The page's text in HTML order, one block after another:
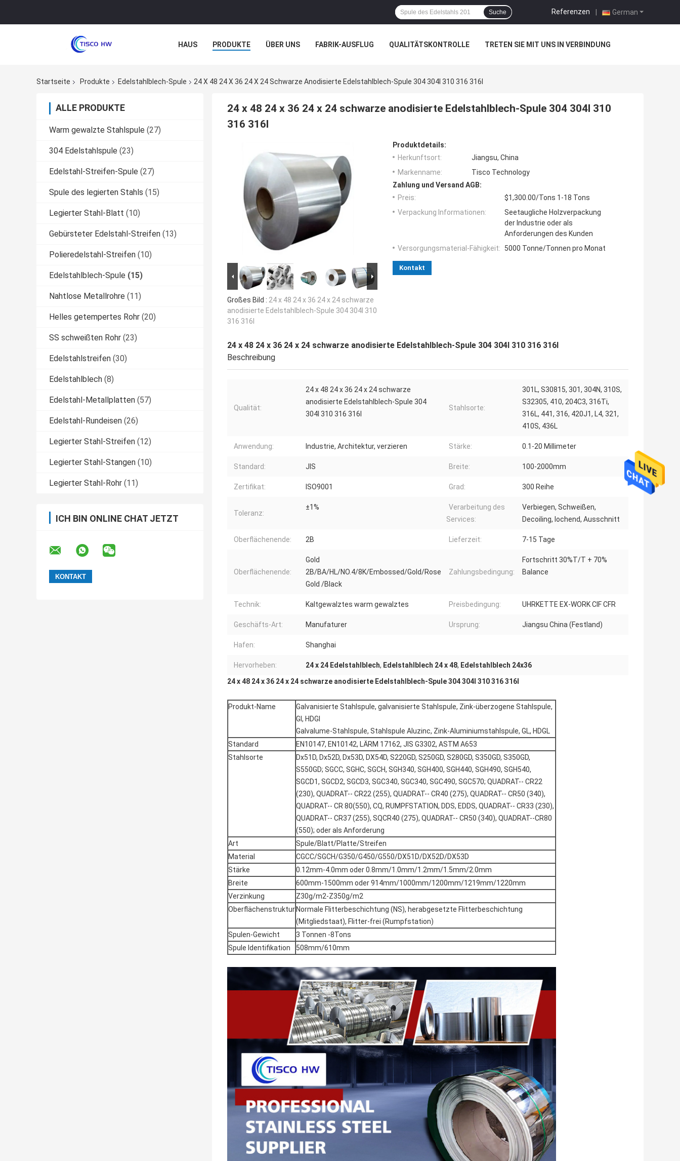
German
Referenzen |
Suche
HAUS PRODUKTE ÜBER UNS FABRIK-AUSFLUG QUALITÄTSKONTROLLE TRETEN SIE MIT UNS IN VERBINDUNG
Startseite
Produkte Edelstahlblech-Spule 24 X 48 24 X 36 24 X 24 Schwarze Anodisierte Edelstahlblech-Spule 304 304l 310 316 316l
ALLE PRODUKTE
Warm gewalzte Stahlspule (27)
304 Edelstahlspule (23)
Edelstahl-Streifen-Spule (27)
Spule des legierten Stahls (15)
Legierter Stahl-Blatt (10)
Gebürsteter Edelstahl-Streifen (13)
Polieredelstahl-Streifen (10)
Edelstahlblech-Spule (15)
Nahtlose Metallrohre (11)
Helles getempertes Rohr (20)
SS schweißten Rohr (23)
Edelstahlstreifen (30)
Edelstahlblech (8)
Edelstahl-Metallplatten (57)
Edelstahl-Rundeisen (26)
Legierter Stahl-Streifen (12)
Legierter Stahl-Stangen (10)
Legierter Stahl-Rohr (11)
ICH BIN ONLINE CHAT JETZT
24 x 48 24 x 36 24 x 24 schwarze anodisierte Edelstahlblech-Spule 304 304l 310
316 316l
Großes Bild : 24 x 48 24 x 36 24 x 24 schwarze
anodisierte Edelstahlblech-Spule 304 304l 310
316 316l
Produktdetails:
Herkunftsort:
Jiangsu, China
Markenname:
Tisco Technology
Zahlung und Versand AGB:
Preis:
$1,300.00/Tons 1-18 Tons
Verpackung Informationen:
Seetaugliche Holzverpackung
der Industrie oder als
Anforderungen des Kunden
Versorgungsmaterial-Fähigkeit:
5000 Tonne/Tonnen pro Monat
Kontakt
24 x 48 24 x 36 24 x 24 schwarze anodisierte Edelstahlblech-Spule 304 304l 310 316 316l
Beschreibung
Qualität:
24 x 48 24 x 36 24 x 24 schwarze
anodisierte Edelstahlblech-Spule 304
304l 310 316 316l
Stahlsorte:
301L, S30815, 301, 304N, 310S,
S32305, 410, 204C3, 316Ti,
316L, 441, 316, 420J1, L4, 321,
410S, 436L
Anwendung: Industrie, Architektur, verzieren Stärke: 0.1-20 Millimeter
Standard: JIS Breite: 100-2000mm
Zertifikat: ISO9001 Grad: 300 Reihe
Toleranz:
±1%
Verarbeitung des
Services:
Verbiegen, Schweißen,
Decoiling, lochend, Ausschnitt
Oberflächenende: 2B Lieferzeit: 7-15 Tage
Oberflächenende:
Gold
2B/BA/HL/NO.4/8K/Embossed/Gold/Rose
Gold /Black
Zahlungsbedingung:
Fortschritt 30%T/T + 70%
Balance
Technik: Kaltgewalztes warm gewalztes Preisbedingung: UHRKETTE EX-WORK CIF CFR
Geschäfts-Art: Manufaturer Ursprung: Jiangsu China (Festland)
Hafen: Shanghai
Hervorheben: 24 x 24 Edelstahlblech, Edelstahlblech 24 x 48, Edelstahlblech 24x36
24 x 48 24 x 36 24 x 24 schwarze anodisierte Edelstahlblech-Spule 304 304l 310 316 316l
Produkt-Name
Galvanisierte Stahlspule, galvanisierte Stahlspule, Zink-überzogene Stahlspule,
GI, HDGI
Galvalume-Stahlspule, Stahlspule Aluzinc, Zink-Aluminiumstahlspule, GL, HDGL
Standard
EN10147, EN10142, LÄRM 17162, JIS G3302, ASTM A653
Stahlsorte
Dx51D, Dx52D, Dx53D, DX54D, S220GD, S250GD, S280GD, S350GD, S350GD,
S550GD; SGCC, SGHC, SGCH, SGH340, SGH400, SGH440, SGH490, SGH540,
SGCD1, SGCD2, SGCD3, SGC340, SGC340, SGC490, SGC570; QUADRAT-- CR22
(230), QUADRAT-- CR22 (255), QUADRAT-- CR40 (275), QUADRAT-- CR50 (340),
QUADRAT-- CR 80(550), CQ, RUMPFSTATION, DDS, EDDS, QUADRAT-- CR33 (230),
QUADRAT-- CR37 (255), SQCR40 (275), QUADRAT-- CR50 (340), QUADRAT--CR80
(550); oder als Anforderung
Art
Spule/Blatt/Platte/Streifen
Material
CGCC/SGCH/G350/G450/G550/DX51D/DX52D/DX53D
Stärke
0.12mm-4.0mm oder 0.8mm/1.0mm/1.2mm/1.5mm/2.0mm
Breite
600mm-1500mm oder 914mm/1000mm/1200mm/1219mm/1220mm
Verzinkung
Z30g/m2-Z350g/m2
Oberflächenstruktur Normale Flitterbeschichtung (NS), herabgesetzte Flitterbeschichtung
(Mitgliedstaat), Flitter-frei (Rumpfstation)
Spulen-Gewicht
3 Tonnen -8Tons
Spule Identifikation
508mm/610mm